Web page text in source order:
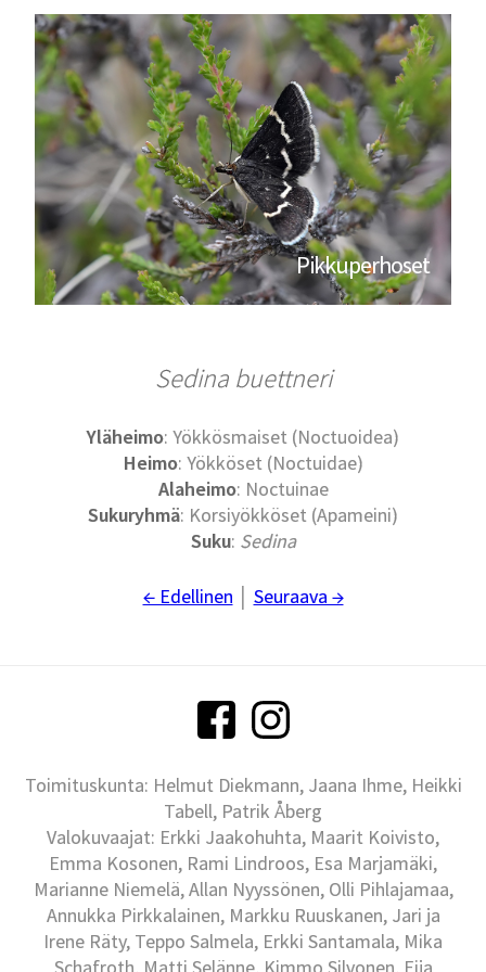
Pikkuperhoset
Sedina buettneri
Yläheimo: Yökkösmaiset (Noctuoidea)
Heimo: Yökköset (Noctuidae)
Alaheimo: Noctuinae
Sukuryhmä: Korsiyökköset (Apameini)
Suku: Sedina
← Edellinen Seuraava →
Toimituskunta: Helmut Diekmann, Jaana Ihme, Heikki
Tabell, Patrik Åberg
Valokuvaajat: Erkki Jaakohuhta, Maarit Koivisto,
Emma Kosonen, Rami Lindroos, Esa Marjamäki,
Marianne Niemelä, Allan Nyyssönen, Olli Pihlajamaa,
Annukka Pirkkalainen, Markku Ruuskanen, Jari ja
Irene Räty, Teppo Salmela, Erkki Santamala, Mika